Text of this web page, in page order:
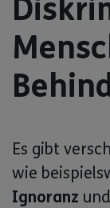
Es gibt
wie
Ignoranz